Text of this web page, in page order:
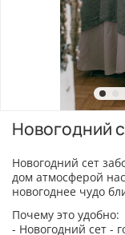
Новогодний
Новогодний сет
дом атмосферой
новогоднее чудо
Почему это удобно:
- Новогодний сет -